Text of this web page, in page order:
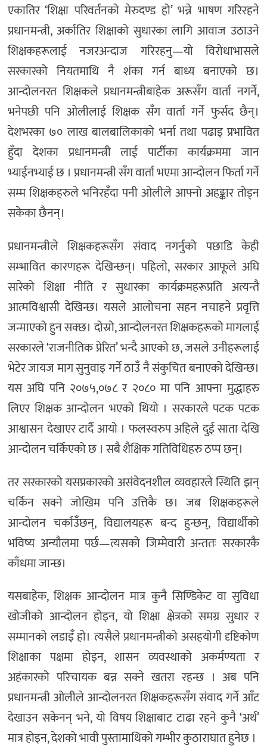
एकातिर ‘शिक्षा परिवर्तनको मेरुदण्ड हो’ भन्ने भाषण गरिरहने
प्रधानमन्त्री, अर्कातिर शिक्षाको सुधारका लागि आवाज उठाउने
शिक्षकहरूलाई नजरअन्दाज गरिरहनु—यो विरोधाभासले
सरकारको नियतमाथि नै शंका गर्न बाध्य बनाएको छ।
आन्दोलनरत शिक्षकले प्रधानमन्त्रीबाहेक अरूसँग वार्ता नगर्ने,
भनेपछी पनि ओलीलाई शिक्षक सँग वार्ता गर्ने फुर्सद छैन्।
देशभरका ७० लाख बालबालिकाको भर्ना तथा पढाइ प्रभावित
हुँदा देशका प्रधानमन्त्री लाई पार्टीका कार्यक्रममा जान
भ्याईनभ्याई छ । प्रधानमन्त्री सँग वार्ता भएमा आन्दोलन फिर्ता गर्ने
सम्म शिक्षकहरुले भनिरहँदा पनी ओलीले आफ्नो अहङ्कार तोड्न
सकेका छैनन्।
प्रधानमन्त्रीले शिक्षकहरूसँग संवाद नगर्नुको पछाडि केही
सम्भावित कारणहरू देखिन्छन्। पहिलो, सरकार आफूले अघि
सारेको शिक्षा नीति र सुधारका कार्यक्रमहरूप्रति अत्यन्तै
आत्मविश्वासी देखिन्छ। यसले आलोचना सहन नचाहने प्रवृत्ति
जन्माएको हुन सक्छ। दोस्रो, आन्दोलनरत शिक्षकहरूको मागलाई
सरकारले ‘राजनीतिक प्रेरित’ भन्दै आएको छ, जसले उनीहरूलाई
भेटेर जायज माग सुनुवाइ गर्ने ठाउँ नै संकुचित बनाएको देखिन्छ।
यस अघि पनि २०७५,०७८ र २०८० मा पनि आफ्ना मुद्धाहरु
लिएर शिक्षक आन्दोलन भएको थियो । सरकारले पटक पटक
आश्वासन देखाएर टार्दै आयो । फलस्वरुप अहिले दुई साता देखि
आन्दोलन चर्किएको छ । सबै शैक्षिक गतिविधिहरु ठप्प छन्।
तर सरकारको यसप्रकारको असंवेदनशील व्यवहारले स्थिति झन्
चर्किन सक्ने जोखिम पनि उत्तिकै छ। जब शिक्षकहरूले
आन्दोलन चर्काउँछन्, विद्यालयहरू बन्द हुन्छन्, विद्यार्थीको
भविष्य अन्यौलमा पर्छ—त्यसको जिम्मेवारी अन्ततः सरकारकै
काँधमा जान्छ।
यसबाहेक, शिक्षक आन्दोलन मात्र कुनै सिण्डिकेट वा सुविधा
खोजीको आन्दोलन होइन, यो शिक्षा क्षेत्रको समग्र सुधार र
सम्मानको लडाइँ हो। त्यसैले प्रधानमन्त्रीको असहयोगी दृष्टिकोण
शिक्षाका पक्षमा होइन, शासन व्यवस्थाको अकर्मण्यता र
अहंकारको परिचायक बन्न सक्ने खतरा रहन्छ । अब पनि
प्रधानमन्त्री ओलीले आन्दोलनरत शिक्षकहरूसँग संवाद गर्ने आँट
देखाउन सकेनन् भने, यो विषय शिक्षाबाट टाढा रहने कुनै ‘अर्थ’
मात्र होइन, देशको भावी पुस्तामाथिको गम्भीर कुठाराघात हुनेछ ।